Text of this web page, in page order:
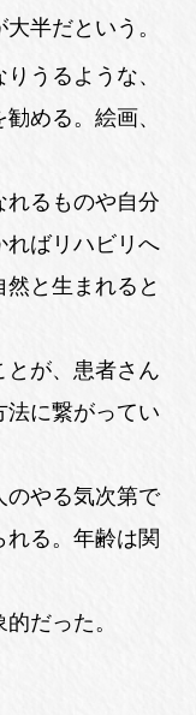
半だという。
うるような、
める。絵画、
れるものや自分
ればリハビリへ
と生まれると
とが、患者さん
法に繋がってい
のやる気次第で
れる。年齢は関
だった。